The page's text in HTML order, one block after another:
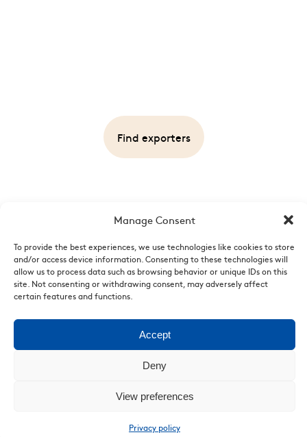
Manage Consent
To provide the best experiences, we use technologies like cookies to store
and/or access device information. Consenting to these technologies will
allow us to process data such as browsing behavior or unique IDs on this
site. Not consenting or withdrawing consent, may adversely affect
certain features and functions.
Accept
Deny
View preferences
Privacy policy
Find exporters
Who are we|News|Videos|List of points of sale|Legal